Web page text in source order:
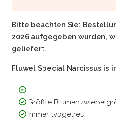
Bitte beachten Sie:
2026 aufgegeben wurden,
geliefert.
Fluwel Special Narcissus is
Größte
Immer typgetreu